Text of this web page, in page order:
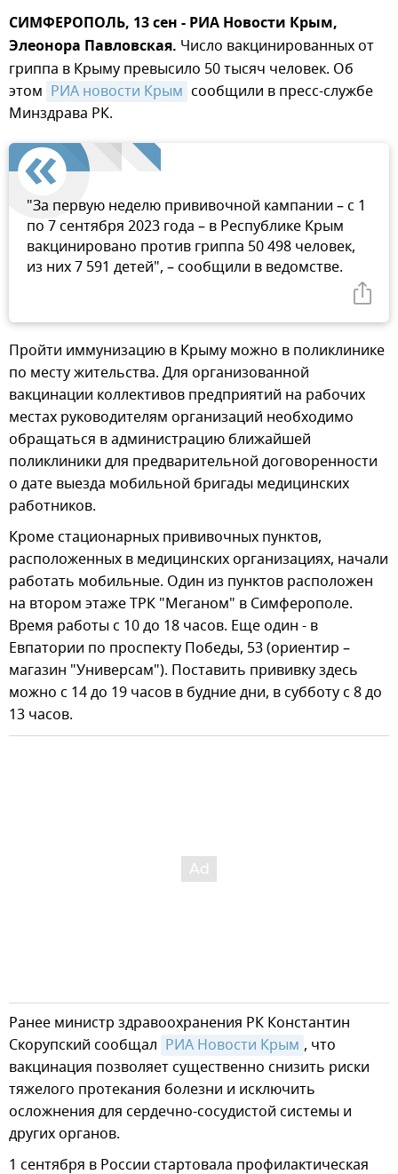
СИМФЕРОПОЛЬ, 13 сен - РИА Новости Крым,
Элеонора Павловская. Число вакцинированных от
гриппа в Крыму превысило 50 тысяч человек. Об
этом РИА новости Крым сообщили в пресс-службе
Минздрава РК.
"За первую неделю прививочной кампании – с 1
по 7 сентября 2023 года – в Республике Крым
вакцинировано против гриппа 50 498 человек,
из них 7 591 детей", – сообщили в ведомстве.
Пройти иммунизацию в Крыму можно в поликлинике
по месту жительства. Для организованной
вакцинации коллективов предприятий на рабочих
местах руководителям организаций необходимо
обращаться в администрацию ближайшей
поликлиники для предварительной договоренности
о дате выезда мобильной бригады медицинских
работников.
Кроме стационарных прививочных пунктов,
расположенных в медицинских организациях, начали
работать мобильные. Один из пунктов расположен
на втором этаже ТРК "Меганом" в Симферополе.
Время работы с 10 до 18 часов. Еще один - в
Евпатории по проспекту Победы, 53 (ориентир –
магазин "Универсам"). Поставить прививку здесь
можно с 14 до 19 часов в будние дни, в субботу с 8 до
13 часов.
Ранее министр здравоохранения РК Константин
Скорупский сообщал РИА Новости Крым , что
вакцинация позволяет существенно снизить риски
тяжелого протекания болезни и исключить
осложнения для сердечно-сосудистой системы и
других органов.
1 сентября в России стартовала профилактическая